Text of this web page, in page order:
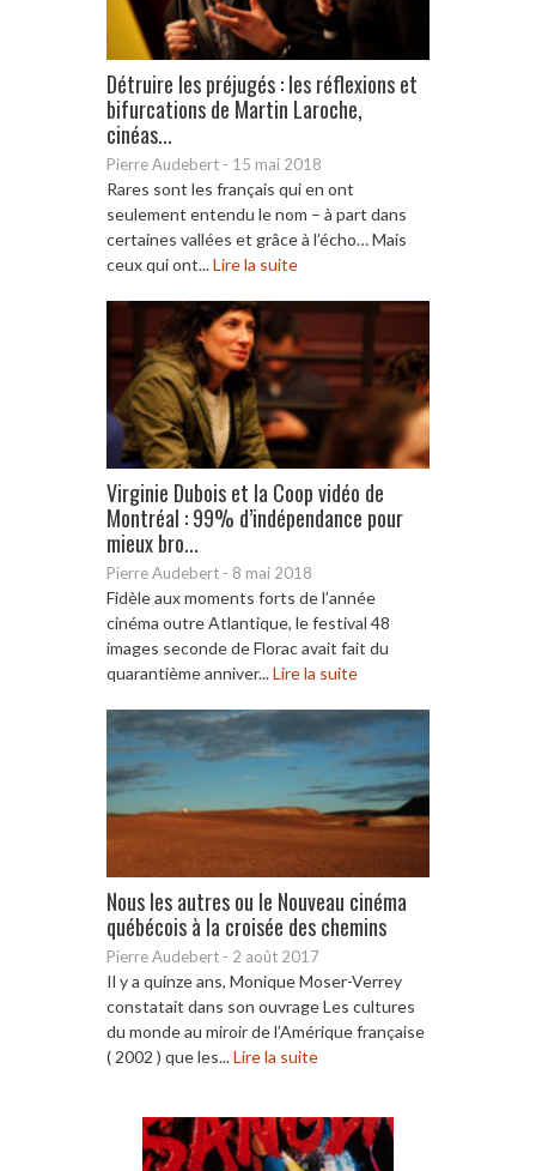
Détruire les préjugés : les réflexions et
bifurcations de Martin Laroche,
cinéas...
Pierre Audebert - 15 mai 2018
Rares sont les français qui en ont
seulement entendu le nom – à part dans
certaines vallées et grâce à l’écho… Mais
ceux qui ont...Lire la suite
Virginie Dubois et la Coop vidéo de
Montréal : 99% d’indépendance pour
mieux bro...
Pierre Audebert - 8 mai 2018
Fidèle aux moments forts de l’année
cinéma outre Atlantique, le festival 48
images seconde de Florac avait fait du
quarantième anniver...Lire la suite
Nous les autres ou le Nouveau cinéma
québécois à la croisée des chemins
Pierre Audebert - 2 août 2017
Il y a quinze ans, Monique Moser-Verrey
constatait dans son ouvrage Les cultures
du monde au miroir de l’Amérique française
( 2002 ) que les...Lire la suite